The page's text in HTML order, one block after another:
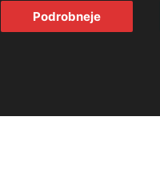
Podrobneje